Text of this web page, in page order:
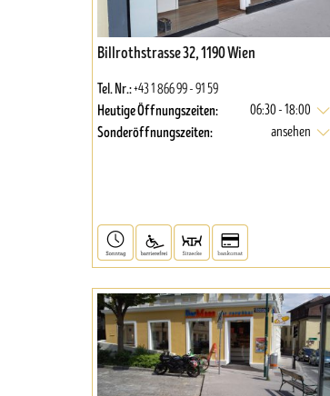
Billrothstrasse 32, 1190 Wien
Tel. Nr.:+43 1 866 99 - 91 59
Heutige Öffnungszeiten: 06:30 - 18:00
Sonderöffnungszeiten: ansehen